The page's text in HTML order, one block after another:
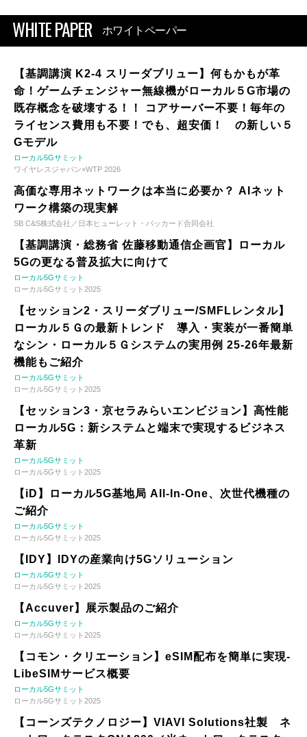
WHITE PAPER ホワイトペーパー
【基調講演 K2-4 スリーダブリュー】何もかもが革
命！ゲームチェンジャー無線機がローカル５G市場の
既存概念を破壊する！！ コアサーバー不要！毎年の
ライセンス費用も不要！でも、超安価！ の新しい５
Gモデル
ローカル5Gサミット
ワイヤレスジャパン×WTP 2026
高価な専用ネットワークは本当に必要か？ AIネット
ワーク構築の現実解
SB C&S株式会社／日本ヒューレット・パッカード合同会社
【基調講演・総務省 佐藤移動通信企画官】ローカル
5Gの更なる普及拡大に向けて
ローカル5Gサミット
ローカル5Gサミット2025
【セッション2・スリーダブリュー/SMFLレンタル】
ローカル５Ｇの最新トレンド 導入・実装が一番簡単
なシン・ローカル５Ｇシステムの実用例 25-26年最新
機能もご紹介
ローカル5Gサミット
ローカル5Gサミット2025
【セッション3・京セラみらいエンビジョン】高性能
ローカル5G：新システムと端末で実現するビジネス
革新
ローカル5Gサミット
ローカル5Gサミット2025
【iD】ローカル5G基地局 All-In-One、次世代機種の
ご紹介
ローカル5Gサミット
ローカル5Gサミット2025
【IDY】IDYの産業向け5Gソリューション
ローカル5Gサミット
ローカル5Gサミット2025
【Accuver】展示製品のご紹介
ローカル5Gサミット
ローカル5Gサミット2025
【コモン・クリエーション】eSIM配布を簡単に実現-
LibeSIMサービス概要
ローカル5Gサミット
ローカル5Gサミット2025
【コーンズテクノロジー】VIAVI Solutions社製 ネ